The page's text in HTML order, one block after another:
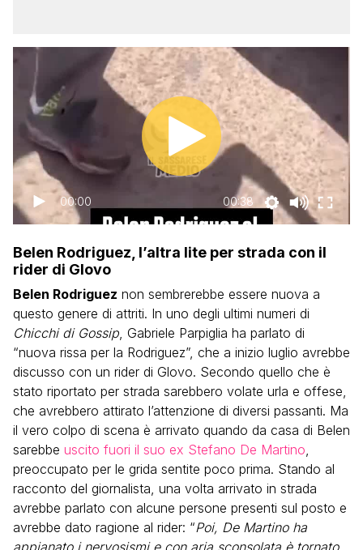
00:00 00:38
Belen Rodriguez, l’altra lite per strada con il
rider di Glovo
Belen Rodriguez non sembrerebbe essere nuova a
questo genere di attriti. In uno degli ultimi numeri di
Chicchi di Gossip, Gabriele Parpiglia ha parlato di
“nuova rissa per la Rodriguez”, che a inizio luglio avrebbe
discusso con un rider di Glovo. Secondo quello che è
stato riportato per strada sarebbero volate urla e offese,
che avrebbero attirato l’attenzione di diversi passanti. Ma
il vero colpo di scena è arrivato quando da casa di Belen
sarebbe uscito fuori il suo ex Stefano De Martino,
preoccupato per le grida sentite poco prima. Stando al
racconto del giornalista, una volta arrivato in strada
avrebbe parlato con alcune persone presenti sul posto e
avrebbe dato ragione al rider: “Poi, De Martino ha
appianato i nervosismi e con aria sconsolata è tornato